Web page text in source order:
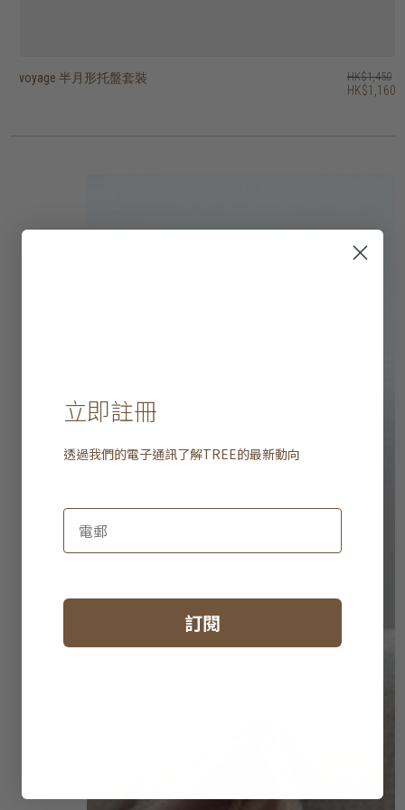
voyage 半月形托盤套裝 HK$1,450
HK$1,160
voyage beads 托盤 - 圓形 HK$1,250
HK$1,000
voyage second nature valet 托盤 - 長形 HK$1,450
HK$1,160
voyage second nature valet 托盤 - 長形 HK$950
HK$760
voyage second nature valet 托盤 - 圓形 HK$750
HK$600
voyage second nature 托盤 - 正方形 HK$1,250
HK$1,000
voyage second nature 托盤 - 圓形 HK$1,950
HK$1,560
voyage 鏡面托盤 - 正方形 HK$1,150
HK$920
voyage 半透明剪影玻璃托盤 - 圓形 HK$1,250
HK$1,000
voyage 玻璃托盤 - 橢圓形 HK$1,250
HK$1,000
立即註冊
透過我們的電子通訊了解TREE的最新動向
訂閱